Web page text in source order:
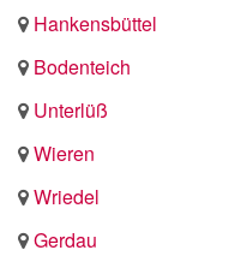
Hankensbüttel
Bodenteich
Unterlüß
Wieren
Wriedel
Gerdau